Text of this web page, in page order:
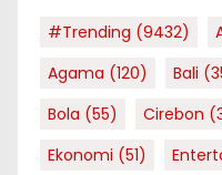
#Trending (9432)
Agama (120) Bali
Bola (55) Cirebon
Ekonomi (51)